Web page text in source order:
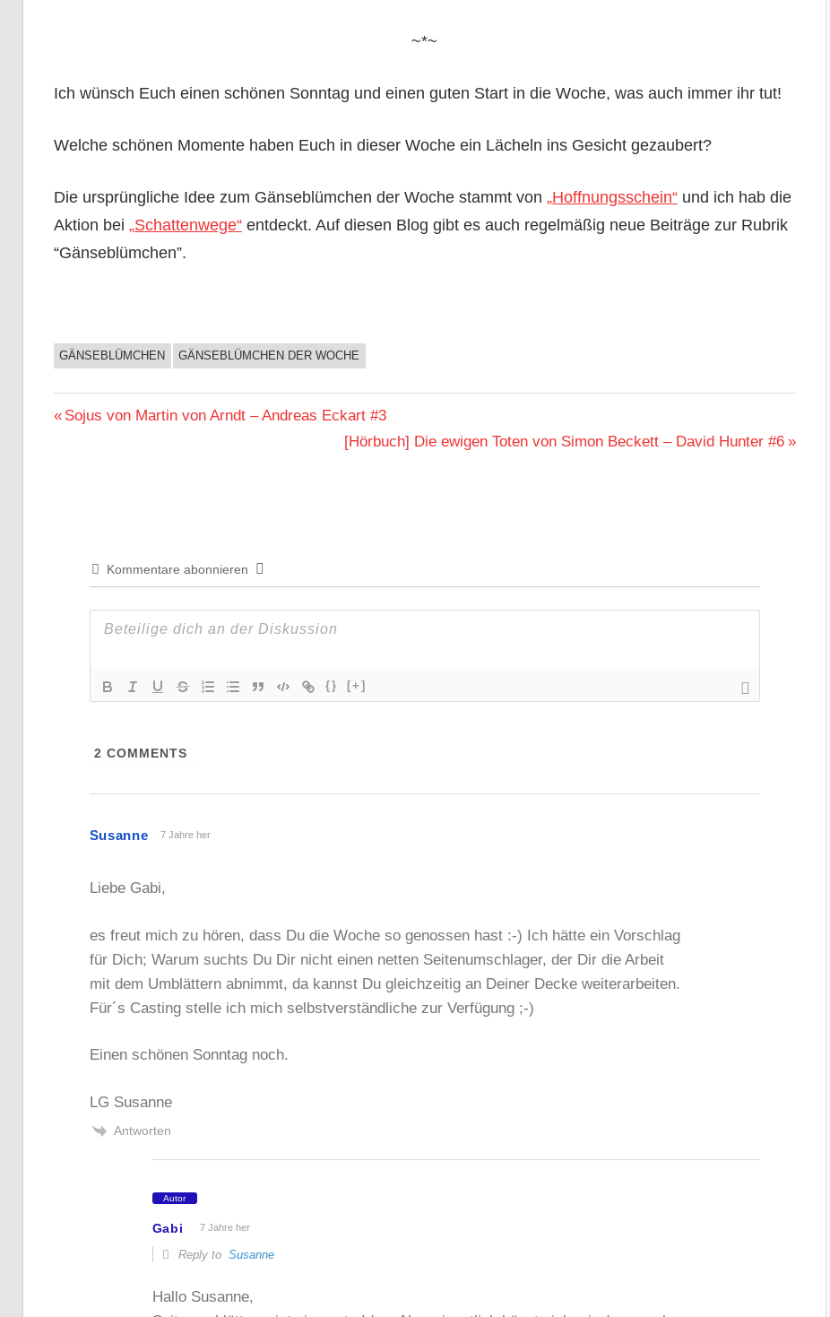
~*~
Ich wünsch Euch einen schönen Sonntag und einen guten Start in die Woche, was auch immer ihr tut!
Welche schönen Momente haben Euch in dieser Woche ein Lächeln ins Gesicht gezaubert?
Die ursprüngliche Idee zum Gänseblümchen der Woche stammt von „Hoffnungsschein“und ich hab die
Aktion bei „Schattenwege“entdeckt. Auf diesen Blog gibt es auch regelmäßig neue Beiträge zur Rubrik
“Gänseblümchen”.
BUCHIGES
GÄNSEBLÜMCHEN GÄNSEBLÜMCHEN DER WOCHE
Beitragsnavigation
Vorheriger
Sojus von Martin von Arndt – Andreas Eckart #3
Nächster
[Hörbuch] Die ewigen Toten von Simon Beckett – David Hunter #6
Kommentare abonnieren
{} [+]
2 COMMENTS
Susanne 7 Jahre her
Liebe Gabi,
es freut mich zu hören, dass Du die Woche so genossen hast :-) Ich hätte ein Vorschlag
für Dich; Warum suchts Du Dir nicht einen netten Seitenumschlager, der Dir die Arbeit
mit dem Umblättern abnimmt, da kannst Du gleichzeitig an Deiner Decke weiterarbeiten.
Für´s Casting stelle ich mich selbstverständliche zur Verfügung ;-)
Einen schönen Sonntag noch.
LG Susanne
Antworten
Autor
Gabi 7 Jahre her
Reply to Susanne
Hallo Susanne,